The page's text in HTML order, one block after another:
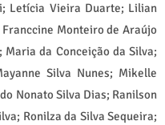
Letícia Vieira Duarte; Lilian
Monteiro de Araújo
da Conceição da Silva;
Silva Nunes; Mikelle
Nonato Silva Dias; Ranilson
Ronilza da Silva Sequeira;